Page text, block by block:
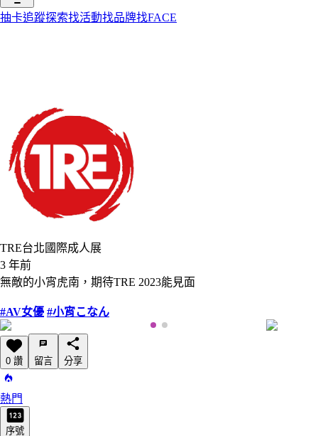
抽卡追蹤探索找活動找品牌找FACE
TRE台北國際成人展
3 年前
無敵的小宵虎南，期待TRE 2023能見面
#AV女優 #小宵こなん
0 讚 留言 分享
熱門
序號